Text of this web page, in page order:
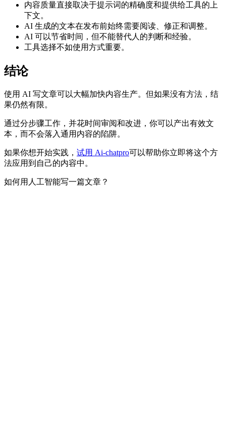
内容质量直接取决于提示词的精确度和提供给工具的上
下文。
AI 生成的文本在发布前始终需要阅读、修正和调整。
AI 可以节省时间，但不能替代人的判断和经验。
工具选择不如使用方式重要。
结论
使用 AI 写文章可以大幅加快内容生产。但如果没有方法，结
果仍然有限。
通过分步骤工作，并花时间审阅和改进，你可以产出有效文
本，而不会落入通用内容的陷阱。
如果你想开始实践， 试用 Ai-chatpro可以帮助你立即将这个方
法应用到自己的内容中。
如何用人工智能写一篇文章？